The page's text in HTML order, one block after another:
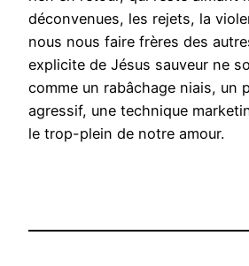
déconvenues, les rejets, la
nous nous faire frères des
explicite de Jésus sauveur ne
comme un rabâchage niais, un
agressif, une technique
le trop-plein de notre amour.